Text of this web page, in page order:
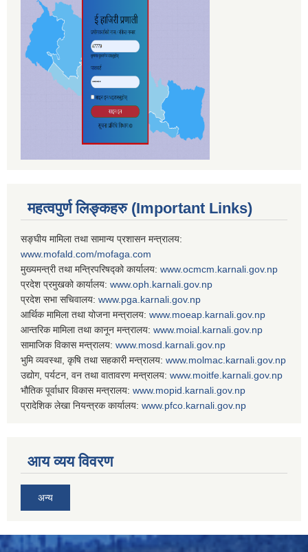
महत्वपुर्ण लिङ्कहरु (Important Links)
सङ्घीय मामिला तथा सामान्य प्रशासन मन्त्रालय:
www.mofald.com/mofaga.com
मुख्यमन्त्री तथा मन्त्रिपरिषद्को कार्यालय: www.ocmcm.karnali.gov.np
प्रदेश प्रमुखको कार्यालय: www.oph.karnali.gov.np
प्रदेश सभा सचिवालय: www. pga.karnali.gov.np
आर्थिक मामिला तथा योजना मन्त्रालय: www. moeap.karnali.gov.np
आन्तरिक मामिला तथा कानून मन्त्रालय: www. moial.karnali.gov.np
सामाजिक विकास मन्त्रालय: www. mosd.karnali.gov.np
भुमि व्यवस्था, कृषि तथा सहकारी मन्त्रालय: www. molmac.karnali.gov.np
उद्योग, पर्यटन, वन तथा वातावरण मन्त्रालय: www. moitfe.karnali.gov.np
भौतिक पूर्वाधार विकास मन्त्रालय: www. mopid.karnali.gov.np
प्रादेशिक लेखा नियन्त्रक कार्यालय: www. pfco.karnali.gov.np
आय व्यय विवरण
अन्य